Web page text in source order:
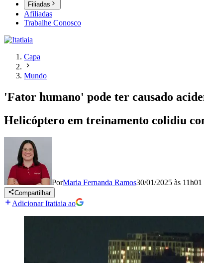
Filiadas
Afiliadas
Trabalhe Conosco
Capa
Mundo
'Fator humano' pode ter causado
Helicóptero em treinamento colidiu
PorMaria Fernanda Ramos30/01/2025 às 11h01
Compartilhar
Adicionar Itatiaia ao